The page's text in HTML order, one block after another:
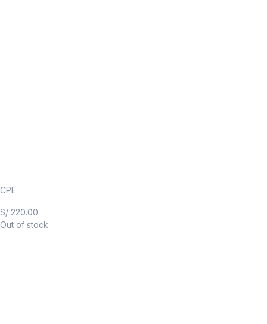
CPE
S/ 220.00
Out of stock